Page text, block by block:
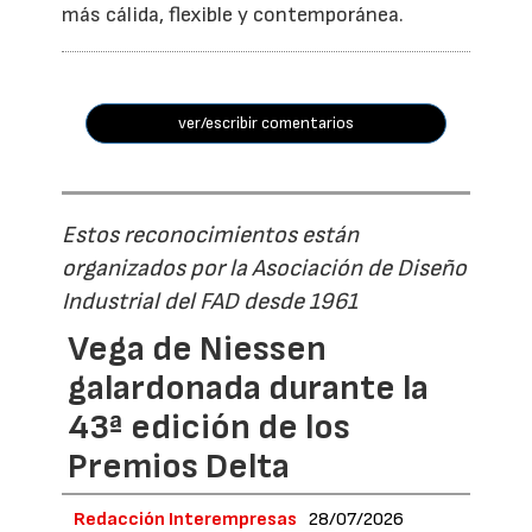
más cálida, flexible y contemporánea.
ver/escribir comentarios
Estos reconocimientos están
organizados por la Asociación de Diseño
Industrial del FAD desde 1961
Vega de Niessen
galardonada durante la
43ª edición de los
Premios Delta
Redacción Interempresas 28/07/2026